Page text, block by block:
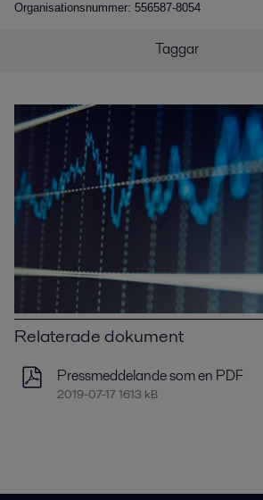
Organisationsnummer: 556587-8054
Taggar
Relaterade dokument
Pressmeddelande som en PDF
2019-07-17 1613 kB